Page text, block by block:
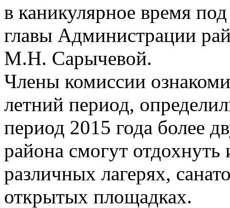
в каникулярное время
главы Администрации
М.Н. Сарычевой.
Члены комиссии
летний период,
период 2015 года более
района смогут отдохнуть
различных лагерях,
открытых площадках.